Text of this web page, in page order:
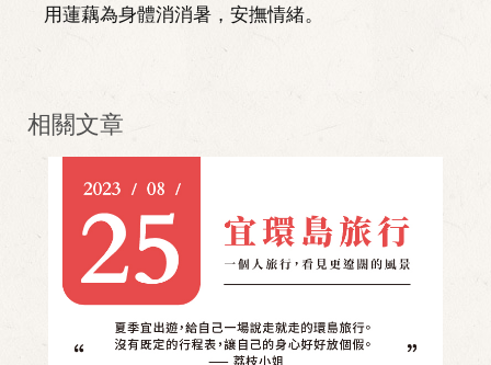
用蓮藕為身體消消暑，安撫情緒。
相關文章